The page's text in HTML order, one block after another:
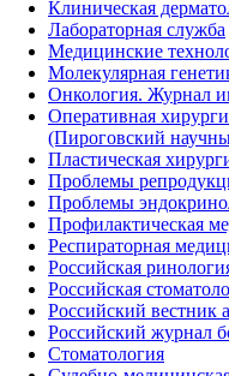
Клиническая
Лабораторная служба
Медицинские
Молекулярная
Онкология. Журнал
Оперативная
(Пироговский
Пластическая
Проблемы
Проблемы
Профилактическая
Респираторная
Российская
Российская
Российский вестник
Российский журнал
Стоматология